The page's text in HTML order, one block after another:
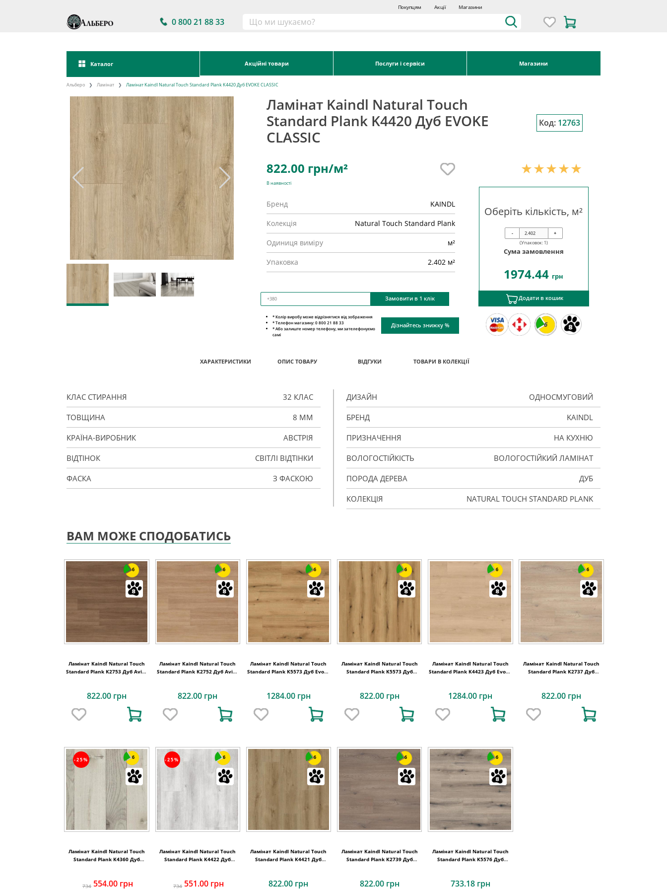
Покупцям Акції Магазини
0 800 21 88 33
Каталог Акційні товари Послуги і сервіси Магазини
Альберо Ламінат Ламінат Kaindl Natural Touch Standard Plank K4420 Дуб EVOKE CLASSIC
Ламінат Kaindl Natural Touch
Standard Plank K4420 Дуб EVOKE
CLASSIC
Код: 12763
822.00 грн/м²
В наявності
Бренд KAINDL
Колекція Natural Touch Standard Plank
Одиниця виміру м²
Упаковка 2.402 м²
Замовити в 1 клік
Оберіть кількість, м²
-
+
(Упаковок: 1)
Сума замовлення
1974.44 грн
Додати в кошик
6
* Колір виробу може відрізнятися від зображення
* Телефон магазину: 0 800 21 88 33
* Або залиште номер телефону, ми зателефонуємо
самі
Дізнайтесь знижку %
ХАРАКТЕРИСТИКИ ОПИС ТОВАРУ ВІДГУКИ ТОВАРИ В КОЛЕКЦІЇ
КЛАС СТИРАННЯ 32 КЛАС
ТОВЩИНА 8 ММ
КРАЇНА-ВИРОБНИК АВСТРІЯ
ВІДТІНОК СВІТЛІ ВІДТІНКИ
ФАСКА З ФАСКОЮ
ДИЗАЙН ОДНОСМУГОВИЙ
БРЕНД KAINDL
ПРИЗНАЧЕННЯ НА КУХНЮ
ВОЛОГОСТІЙКІСТЬ ВОЛОГОСТІЙКИЙ ЛАМІНАТ
ПОРОДА ДЕРЕВА ДУБ
КОЛЕКЦІЯ NATURAL TOUCH STANDARD PLANK
ВАМ МОЖЕ СПОДОБАТИСЬ
6
Ламінат Kaindl Natural Touch
Standard Plank K2753 Дуб Aviva
822.00 грн
6
Ламінат Kaindl Natural Touch
Standard Plank K2752 Дуб Aviva
822.00 грн
6
Ламінат Kaindl Natural Touch
Standard Plank K5573 Дуб Evoke
1284.00 грн
6
Ламінат Kaindl Natural Touch
Standard Plank K5573 Дуб
822.00 грн
6
Ламінат Kaindl Natural Touch
Standard Plank K4423 Дуб Evoke
1284.00 грн
6
Ламінат Kaindl Natural Touch
Standard Plank K2737 Дуб
822.00 грн
-25% 6
Ламінат Kaindl Natural Touch
Standard Plank K4360 Дуб
734 554.00 грн
-25% 6
Ламінат Kaindl Natural Touch
Standard Plank K4422 Дуб
734 551.00 грн
6
Ламінат Kaindl Natural Touch
Standard Plank K4421 Дуб
822.00 грн
6
Ламінат Kaindl Natural Touch
Standard Plank K2739 Дуб
822.00 грн
6
Ламінат Kaindl Natural Touch
Standard Plank K5576 Дуб
733.18 грн